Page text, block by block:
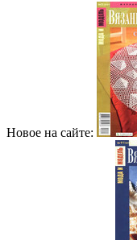
Новое на сайте: